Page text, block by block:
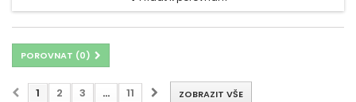
POROVNAT (0)
ZOBRAZIT VŠE
1 2 3 ... 11